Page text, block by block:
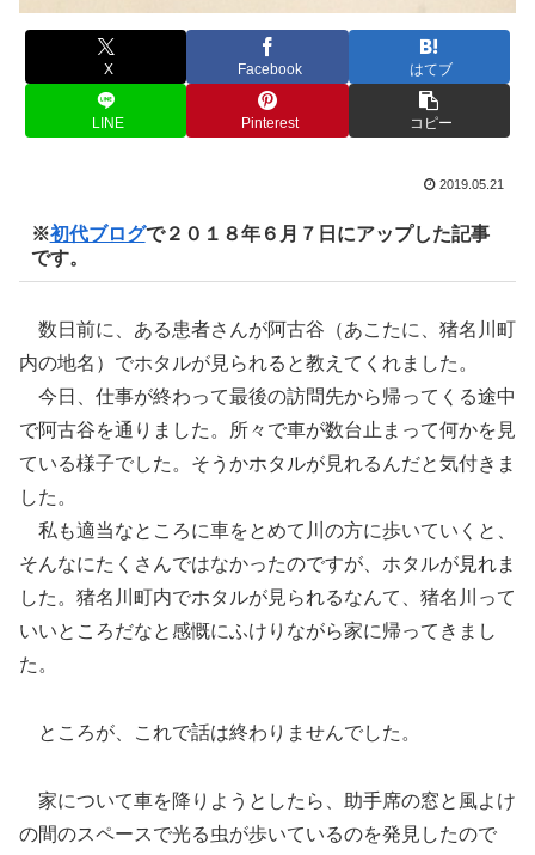
X Facebook はてブ
LINE Pinterest コピー
2019.05.21
※初代ブログで２０１８年６月７日にアップした記事
です。
数日前に、ある患者さんが阿古谷（あこたに、猪名川町
内の地名）でホタルが見られると教えてくれました。
今日、仕事が終わって最後の訪問先から帰ってくる途中
で阿古谷を通りました。所々で車が数台止まって何かを見
ている様子でした。そうかホタルが見れるんだと気付きま
した。
私も適当なところに車をとめて川の方に歩いていくと、
そんなにたくさんではなかったのですが、ホタルが見れま
した。猪名川町内でホタルが見られるなんて、猪名川って
いいところだなと感慨にふけりながら家に帰ってきまし
た。
ところが、これで話は終わりませんでした。
家について車を降りようとしたら、助手席の窓と風よけ
の間のスペースで光る虫が歩いているのを発見したので